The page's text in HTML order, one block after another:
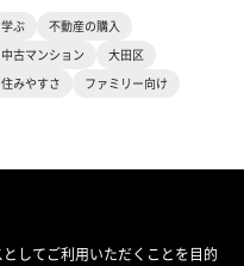
学ぶ
不動産の購入
中古マンション
大田区
住みやすさ
ファミリー向け
してご利用いただくことを目的